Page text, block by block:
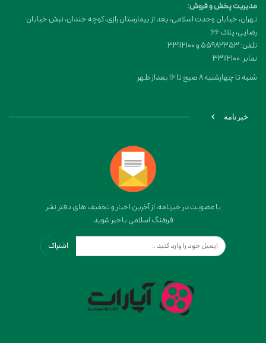
مدیریت پخش و فروش:
تهران، خیابان وحدت اسلامی، بعد از بیمارستان رازی، کوچه خندان، نبش خیابان
رضایی، پلاک ۶۶
تلفن: 55982353 و 33112100
نمابر: 33112100
شنبه تا چهارشنبه 8 صبح تا 16 بعداز ظهر
خبرنامه
با عضویت در خبرنامه، از آخرین اخبار و تخفیف های دفتر نشر
فرهنگ اسلامی باخبر شوید
اشتراک